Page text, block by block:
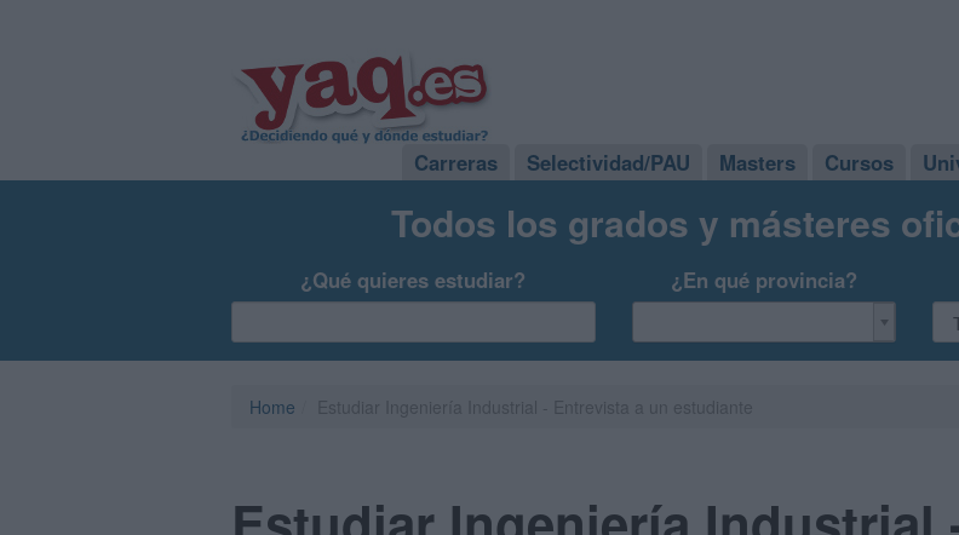
Carreras Selectividad/PAU Masters Cursos
Todos los grados y másteres
¿Qué quieres estudiar? ¿En qué provincia?
Home